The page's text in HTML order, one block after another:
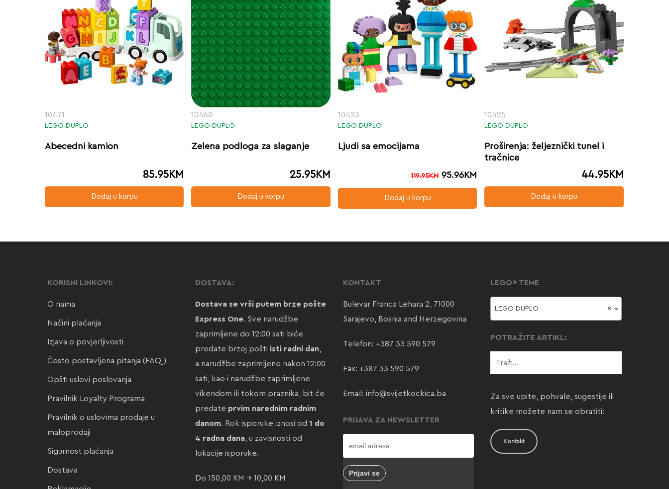
10421
LEGO DUPLO
Abecedni kamion
85.95KM
Dodaj u korpu
10460
LEGO DUPLO
Zelena podloga za slaganje
25.95KM
Dodaj u korpu
10423
LEGO DUPLO
Ljudi sa emocijama
119.95KM 95.96KM
Dodaj u korpu
10425
LEGO DUPLO
Proširenja: željeznički tunel i
tračnice
44.95KM
Dodaj u korpu
KORISNI LINKOVI:
O nama
Načini plaćanja
Izjava o povjerljivosti
Često postavljena pitanja (FAQ)
Opšti uslovi poslovanja
Pravilnik Loyalty Programa
Pravilnik o uslovima prodaje u
maloprodaji
Sigurnost plaćanja
Dostava
DOSTAVA:
Dostava se vrši putem brze pošte
Express One. Sve narudžbe
zaprimljene do 12:00 sati biće
predate brzoj pošti isti radni dan,
a narudžbe zaprimljene nakon 12:00
sati, kao i narudžbe zaprimljene
vikendom ili tokom praznika, bit će
predate prvim narednim radnim
danom. Rok isporuke iznosi od 1 do
4 radna dana, u zavisnosti od
lokacije isporuke.
Do 150,00 KM → 10,00 KM
KONTAKT
Bulevar Franca Lehara 2, 71000
Sarajevo, Bosnia and Herzegovina
Telefon: +387 33 590 579
Fax: +387 33 590 579
Email: info@svijetkockica.ba
PRIJAVA ZA NEWSLETTER
LEGO® TEME
×
LEGO DUPLO
POTRAŽITE ARTIKL:
Za sve upite, pohvale, sugestije ili
kritike možete nam se obratiti:
Kontakt